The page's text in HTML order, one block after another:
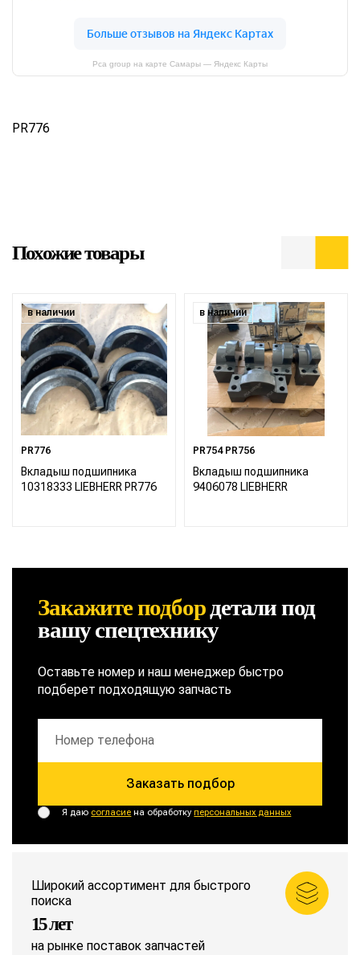
Pca group на карте Самары — Яндекс Карты
PR776
Похожие товары
в наличии
PR776
Вкладыш подшипника
10318333 LIEBHERR PR776
в наличии
PR754 PR756
Вкладыш подшипника
9406078 LIEBHERR
Закажите подбордеталипод
вашу спецтехнику
Оставьте номер и наш менеджер быстро
подберет подходящую запчасть
Заказать подбор
Я даю согласие на обработкуперсональных данных
Широкий ассортимент для быстрого
поиска
15 лет
на рынке поставок запчастей